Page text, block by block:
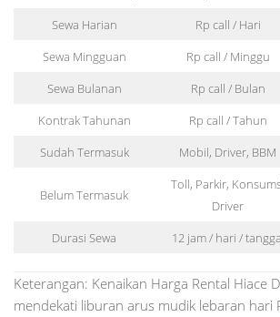
Sewa Harian
Rp call / Hari
Sewa Mingguan
Rp call / Minggu
Sewa Bulanan
Rp call / Bulan
Kontrak Tahunan
Rp call / Tahun
Sudah Termasuk
Mobil, Driver, BBM
Belum Termasuk
Toll, Parkir,
Driver
Durasi Sewa 12 jam / hari /
Keterangan: Kenaikan Harga Rental Hiace
mendekati liburan arus mudik lebaran hari